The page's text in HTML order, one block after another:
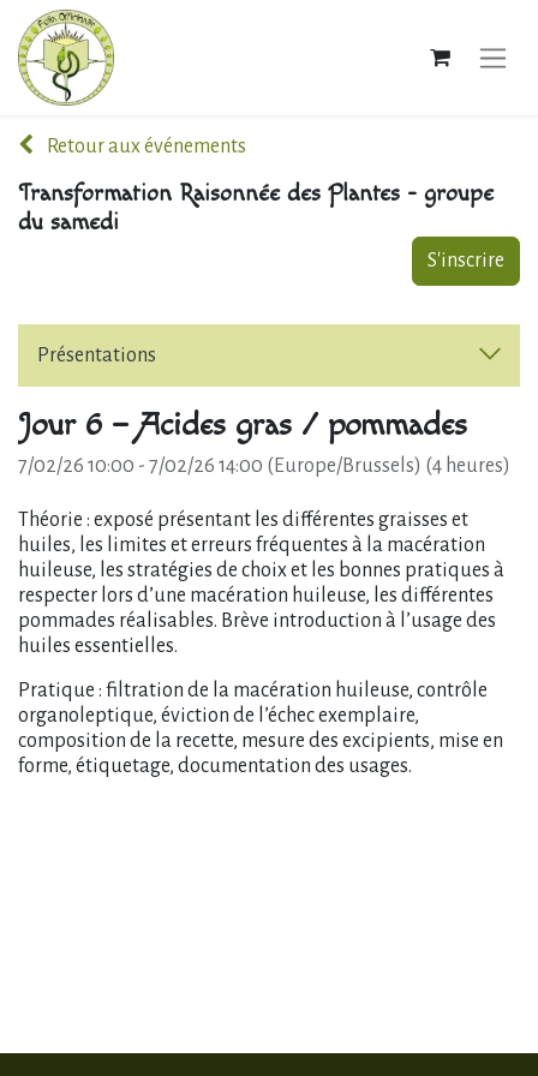
Retour aux événements
Transformation Raisonnée des Plantes - groupe
du samedi
S'inscrire
Présentations
Jour 6 – Acides gras / pommades
7/02/26 10:00 - 7/02/26 14:00 ( Europe/Brussels) (4 heures)
Théorie : exposé présentant les différentes graisses et
huiles, les limites et erreurs fréquentes à la macération
huileuse, les stratégies de choix et les bonnes pratiques à
respecter lors d’une macération huileuse, les différentes
pommades réalisables. Brève introduction à l’usage des
huiles essentielles.
Pratique : filtration de la macération huileuse, contrôle
organoleptique, éviction de l’échec exemplaire,
composition de la recette, mesure des excipients, mise en
forme, étiquetage, documentation des usages.